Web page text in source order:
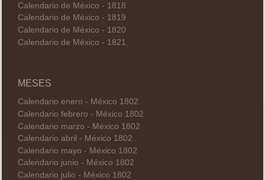
Calendario de México - 1818
Calendario de México - 1819
Calendario de México - 1820
Calendario de México - 1821
MESES
Calendario enero - México 1802
Calendario febrero - México 1802
Calendario marzo - México 1802
Calendario abril - México 1802
Calendario mayo - México 1802
Calendario junio - México 1802
Calendario julio - México 1802